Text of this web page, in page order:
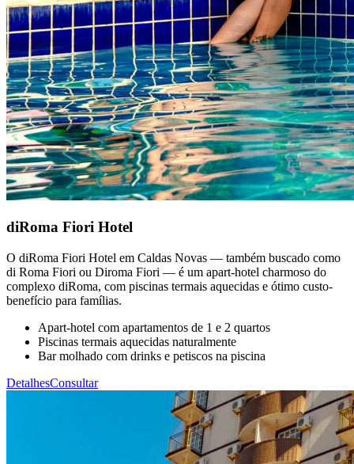
diRoma Fiori Hotel
O diRoma Fiori Hotel em Caldas Novas — também buscado como
di Roma Fiori ou Diroma Fiori — é um apart-hotel charmoso do
complexo diRoma, com piscinas termais aquecidas e ótimo custo-
benefício para famílias.
Apart-hotel com apartamentos de 1 e 2 quartos
Piscinas termais aquecidas naturalmente
Bar molhado com drinks e petiscos na piscina
DetalhesConsultar